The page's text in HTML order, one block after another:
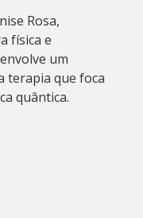
Rosa,
física e
um
terapia que foca
quântica.